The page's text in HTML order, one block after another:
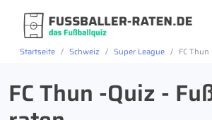
Startseite Schweiz Super League FC Thun
FC Thun -Quiz -